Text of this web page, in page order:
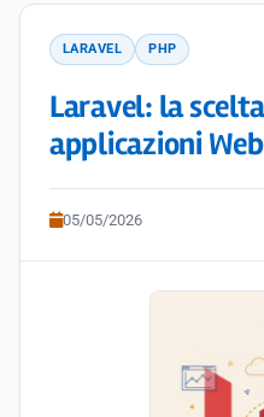
LARAVEL PHP
Laravel: la
applicazioni
05/05/2026